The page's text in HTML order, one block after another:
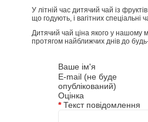
У літній час дитячий чай із
що годують, і вагітних
Дитячий чай ціна якого у нашому
протягом найближчих днів до
Ваше ім'я
E-mail (не буде
опублікований)
Оцінка
*Текст повідомлення